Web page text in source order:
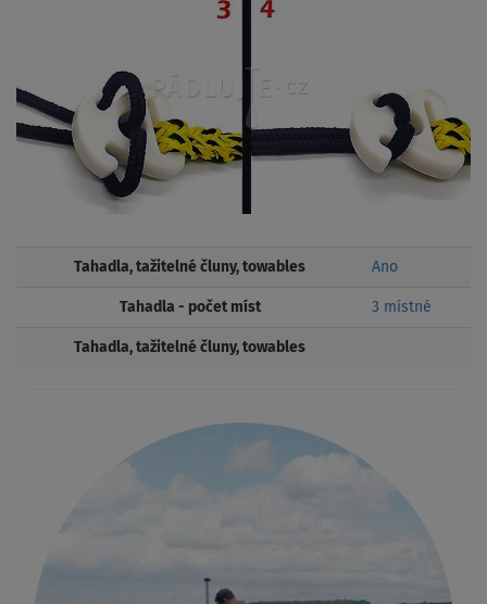
Tahadla, tažitelné čluny, towables Ano
Tahadla - počet míst 3 místné
Tahadla, tažitelné čluny, towables